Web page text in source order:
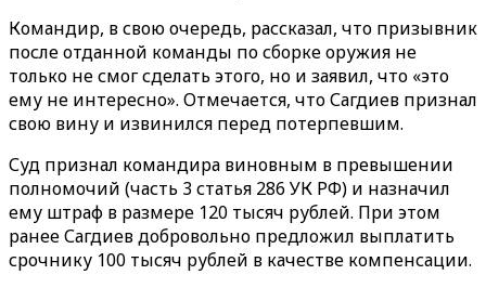
Командир, в свою очередь, рассказал, что призывник
после отданной команды по сборке оружия не
только не смог сделать этого, но и заявил, что «это
ему не интересно». Отмечается, что Сагдиев признал
свою вину и извинился перед потерпевшим.
Суд признал командира виновным в превышении
полномочий (часть 3 статья 286 УК РФ) и назначил
ему штраф в размере 120 тысяч рублей. При этом
ранее Сагдиев добровольно предложил выплатить
срочнику 100 тысяч рублей в качестве компенсации.